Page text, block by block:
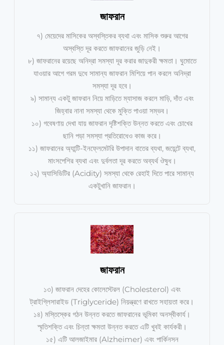
জাফরান
৭) মেয়েদের মাসিকের অস্বস্তিকর ব্যথা এবং মাসিক শুরুর আগের
অস্বস্তি দূর করতে জাফরানের জুড়ি নেই।
৮) জাফরানের রয়েছে অনিদ্রা সমস্যা দূর করার জাদুকরী ক্ষমতা। ঘুমোতে
যাওয়ার আগে গরম দুধে সামান্য জাফরান মিশিয়ে পান করলে অনিদ্রা
সমস্যা দূর হবে।
৯) সামান্য একটু জাফরান নিয়ে মাড়িতে ম্যাসাজ করলে মাড়ি, দাঁত এবং
জিহ্বার নানা সমস্যা থেকে মুক্তি পাওয়া সম্ভব।
১০) গবেষণায় দেখা যায় জাফরান দৃষ্টিশক্তি উন্নত করতে এবং চোখের
ছানি পড়া সমস্যা প্রতিরোধেও কাজ করে।
১১) জাফরানের অ্যান্টি-ইনফ্লেমেটরি উপাদান বাতের ব্যথা, জয়েন্টে ব্যথা,
মাংসপেশির ব্যথা এবং দুর্বলতা দূর করতে অব্যর্থ ঔষুধ।
১২) অ্যাসিডিটির (Acidity) সমস্যা থেকে রেহাই দিতে পারে সামান্য
একটুখানি জাফরান।
জাফরান
১৩) জাফরান দেহের কোলেস্টেরল (Cholesterol) এবং
ট্রাইগ্লিসারাইড (Triglyceride) নিয়ন্ত্রণে রাখতে সহায়তা করে।
১৪) মস্তিস্কের গঠন উন্নত করতে জাফরানের ভূমিকা অনস্বীকার্য।
স্মৃতিশক্তি এবং চিন্তা ক্ষমতা উন্নত করতে এটি খুবই কার্যকরী।
১৫) এটি আলজাইমার (Alzheimer) এবং পার্কিনসন